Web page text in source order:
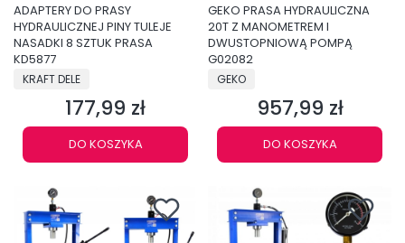
ADAPTERY DO PRASY
HYDRAULICZNEJ PINY TULEJE
NASADKI 8 SZTUK PRASA
KD5877
PRODUCENT
KRAFT DELE
Cena
177,99 zł
DO KOSZYKA
GEKO PRASA HYDRAULICZNA
20T Z MANOMETREM I
DWUSTOPNIOWĄ POMPĄ
G02082
PRODUCENT
GEKO
Cena
957,99 zł
DO KOSZYKA